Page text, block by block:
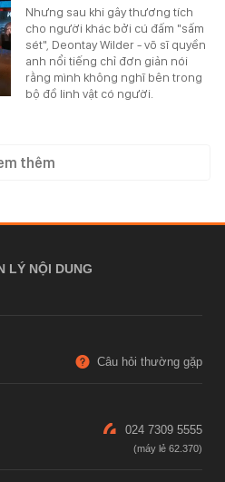
Nhưng sau khi gây thương tích
cho người khác bởi cú đấm "sấm
sét", Deontay Wilder - võ sĩ quyền
anh nổi tiếng chỉ đơn giản nói
rằng mình không nghĩ bên trong
bộ đồ linh vật có người.
thêm
LÝ NỘI DUNG
Câu hỏi thường gặp
024 7309 5555